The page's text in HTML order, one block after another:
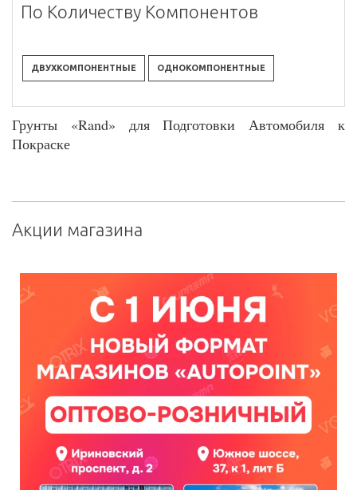
По Количеству Компонентов
ДВУХКОМПОНЕНТНЫЕ ОДНОКОМПОНЕНТНЫЕ
Грунты «Rand» для Подготовки Автомобиля к
Покраске
Акции магазина